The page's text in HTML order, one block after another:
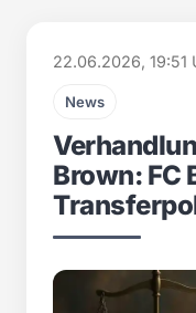
22.06.2026, 19:51
News
Brown: FC